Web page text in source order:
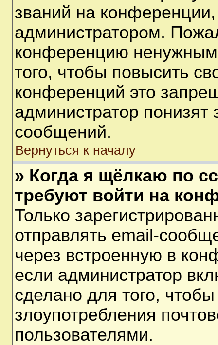
званий на
администратором.
конференцию
того, чтобы повысить
конференций это
администратор понизят
сообщений.
Вернуться к началу
» Когда я щёлкаю по
требуют войти на
Только
отправлять email-
через встроенную в
если администратор
сделано для того,
злоупотребления
пользователями.